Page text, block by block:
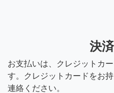
決
お支払いは、クレジットカ
す。クレジットカードをお
連絡ください。